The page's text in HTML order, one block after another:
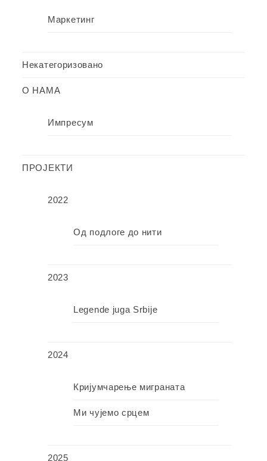
Маркетинг
Некатегоризовано
О НАМА
Импресум
ПРОЈЕКТИ
2022
Од подлоге до нити
2023
Legende juga Srbije
2024
Кријумчарење миграната
Ми чујемо срцем
2025